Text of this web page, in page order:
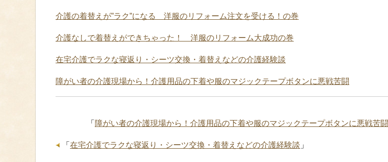
介護の着替えが”ラク”になる 洋服のリフォーム注文を受ける！の巻
介護なしで着替えができちゃった！ 洋服のリフォーム大成功の巻
在宅介護でラクな寝返り・シーツ交換・着替えなどの介護経験談
障がい者の介護現場から！介護用品の下着や服のマジックテープボタンに悪戦苦闘
「 障がい者の介護現場から！介護用品の下着や服のマジックテープボタンに悪戦苦闘
「 在宅介護でラクな寝返り・シーツ交換・着替えなどの介護経験談 」